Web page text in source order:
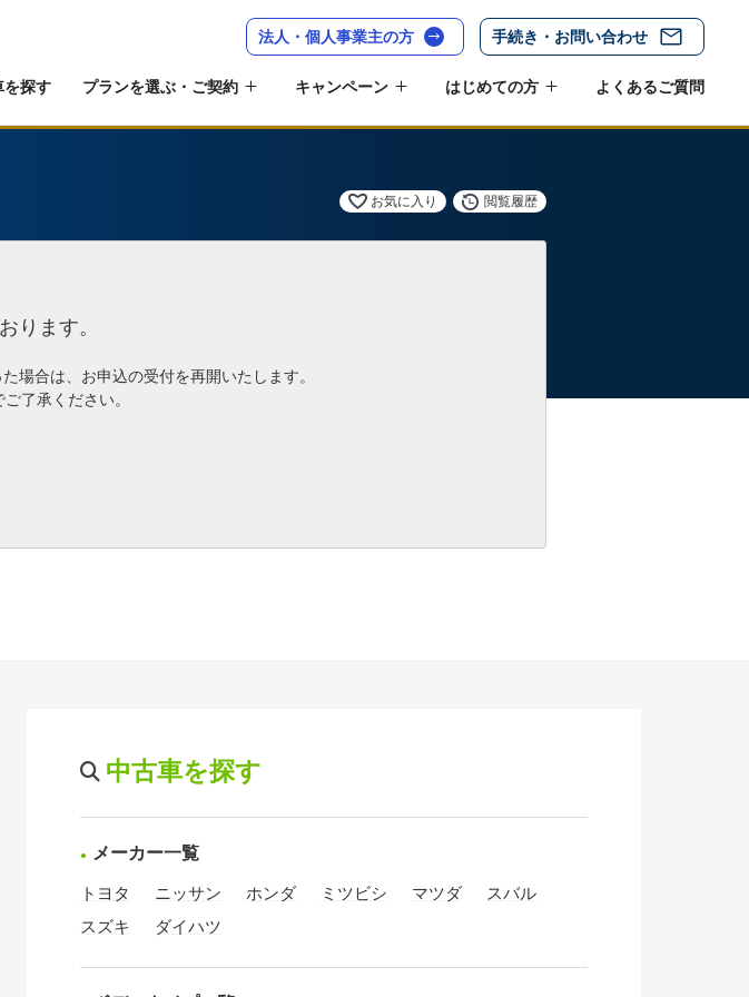
法人・個人事業主の方 手続き・お問い合わせ
を探す プランを選ぶ・ご契約 キャンペーン はじめての方 よくあるご質問
お気に入り 閲覧履歴
ります。
場合は、お申込の受付を再開いたします。
了承ください。
中古車を探す
メーカー一覧
トヨタ ニッサン ホンダ ミツビシ マツダ
スバル
スズキ
ダイハツ